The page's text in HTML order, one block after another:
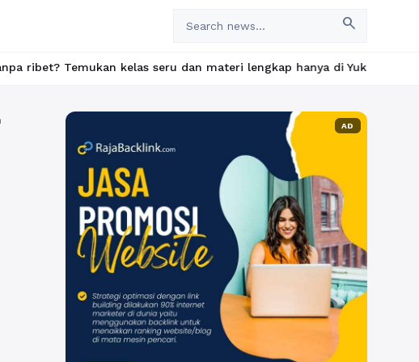
search
kelas seru dan materi lengkap hanya di YukBelajar.com. Mulai
AD